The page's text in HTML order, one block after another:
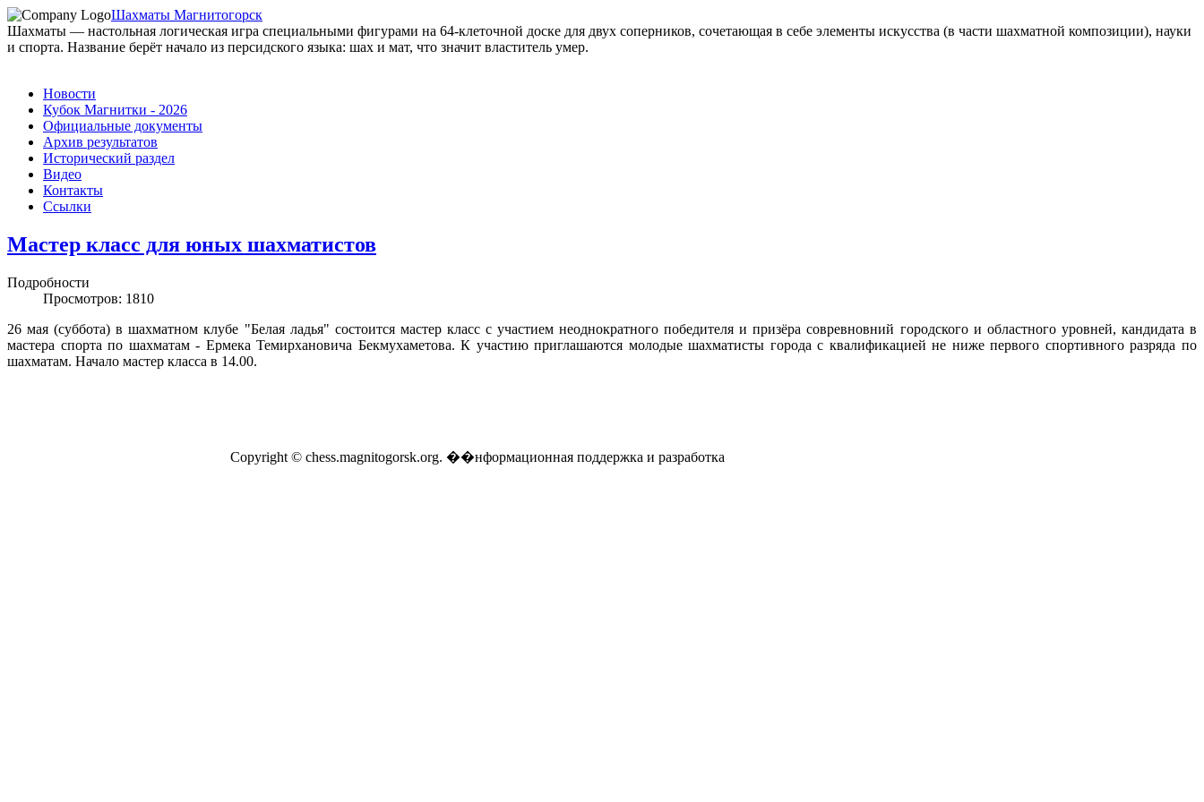
Шахматы Магнитогорск
Шахматы — настольная логическая игра специальными фигурами на 64-клеточной доске для двух соперников, сочетающая в себе элементы искусства (в части шахматной композиции), науки
и спорта. Название берёт начало из персидского языка: шах и мат, что значит властитель умер.
Новости
Кубок Магнитки - 2026
Официальные документы
Архив результатов
Исторический раздел
Видео
Контакты
Ссылки
Мастер класс для юных шахматистов
Подробности
Просмотров: 1810
26 мая (суббота) в шахматном клубе "Белая ладья" состоится мастер класс с участием неоднократного победителя и призёра совревновний городского и областного уровней, кандидата в
мастера спорта по шахматам - Ермека Темирхановича Бекмухаметова. К участию приглашаются молодые шахматисты города с квалификацией не ниже первого спортивного разряда по
шахматам. Начало мастер класса в 14.00.
Copyright © chess.magnitogorsk.org. ��нформационная поддержка и разработка